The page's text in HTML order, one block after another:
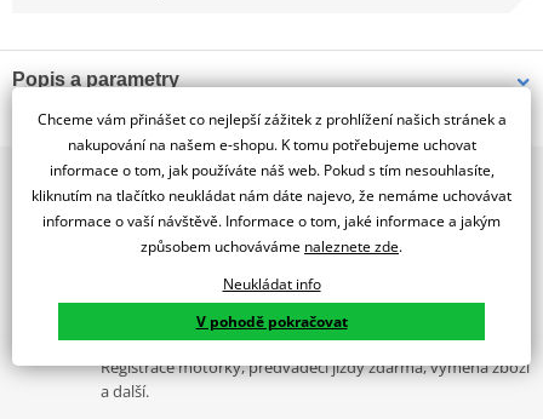
Popis a parametry
Jsme autorizovaný
dealer značky SIEM
Siem Piaggio Vespa pk50-125s white left rear arrow lens
2x multibrand showroom
9 značek motocyklů, servis, oblečení, doplňky i náhradní
díly, to vše v Praze a Liberci
Více než 30 let zkušeností
Za řídítky motorek, v servisu i prodeji moto vybavení
Nadstandardní služby
Registrace motorky, předváděcí jízdy zdarma, výměna zboží
a další.
Chceme vám přinášet co nejlepší zážitek z prohlížení našich stránek a
nakupování na našem e-shopu. K tomu potřebujeme uchovat
informace o tom, jak používáte náš web. Pokud s tím nesouhlasíte,
kliknutím na tlačítko neukládat nám dáte najevo, že nemáme uchovávat
informace o vaší návštěvě. Informace o tom, jaké informace a jakým
způsobem uchováváme naleznete zde.
Neukládat info
V pohodě pokračovat